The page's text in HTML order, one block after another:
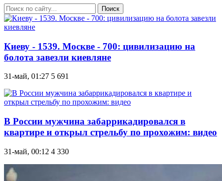
Поиск
Киеву - 1539. Москве - 700: цивилизацию на
болота завезли киевляне
31-май, 01:27 5 691
В России мужчина забаррикадировался в
квартире и открыл стрельбу по прохожим: видео
31-май, 00:12 4 330